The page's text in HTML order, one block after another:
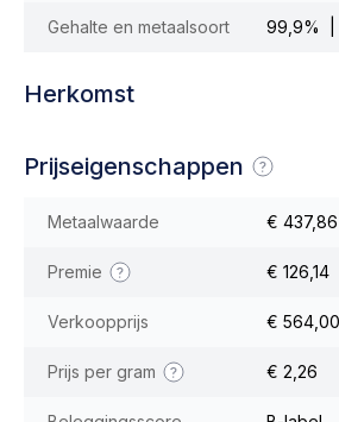
Gehalte en metaalsoort 99,9% |
Herkomst
Prijseigenschappen
Metaalwaarde € 437,86
Premie € 126,14
Verkoopprijs € 564,00
Prijs per gram € 2,26